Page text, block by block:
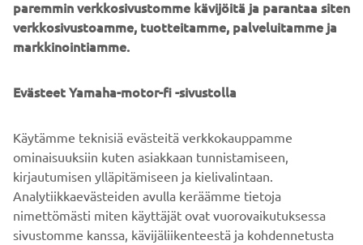
light and stable handling with easy agility. YZ65 also
benefits from high specification 36mm KYB front forks
The new YZ65 comes with pure YZ race-bred DNA as
and blue rims are inspired by Yamaha's YZ450FM MXGP
bike, and every key feature on this youth motocross bike
has been developed by the same team of engineers that
are responsible for the company's other YZ race bikes.
paremmin verkkosivustomme kävijöitä ja parantaa siten
verkkosivustoamme, tuotteitamme, palveluitamme ja
markkinointiamme.
Evästeet Yamaha-motor-fi -sivustolla
Käytämme teknisiä evästeitä verkkokauppamme
ominaisuuksiin kuten asiakkaan tunnistamiseen,
kirjautumisen ylläpitämiseen ja kielivalintaan.
Analytiikkaevästeiden avulla keräämme tietoja
nimettömästi miten käyttäjät ovat vuorovaikutuksessa
sivustomme kanssa, kävijäliikenteestä ja kohdennetusta